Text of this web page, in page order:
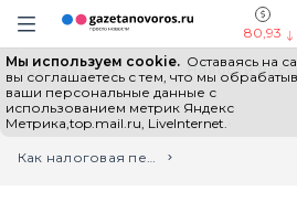
Информационный портал
Навигация сайта
80,93
Мы используем cookie. Оставаясь на
вы соглашаетесь с тем, что мы
ваши персональные данные с
использованием метрик Яндекс
Метрика,top.mail.ru, LiveInternet.
Все новости Новости
Главная
Лента новостей
Как налоговая перестала быть страшной: цифровая трансформация ФНС и что изменилось для всех